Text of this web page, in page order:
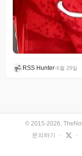
RSS Hunter•6월 29일
© 2015-2026,
문의하기
· ·